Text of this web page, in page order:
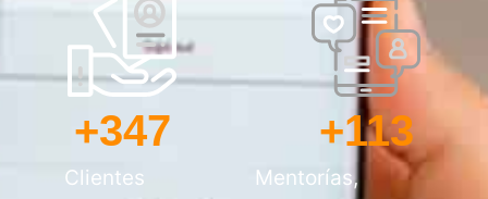
Clientes
+347
Mentorías,
+113